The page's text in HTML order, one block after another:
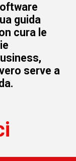
guida
cura le
serve a